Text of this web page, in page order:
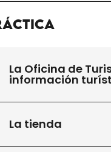
La Oficina de
información
La tienda
?